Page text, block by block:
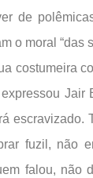
de
o moral “das
costumeira
Jair
escravizado.
fuzil, não
falou, não